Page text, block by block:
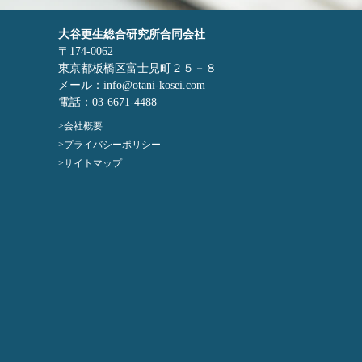
大谷更生総合研究所合同会社
〒174-0062
東京都板橋区富士見町２５－８
メール：info@otani-kosei.com
電話：03-6671-4488
会社概要
プライバシーポリシー
サイトマップ